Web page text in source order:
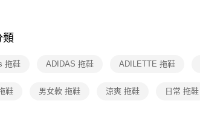
類
拖鞋 ADIDAS 拖鞋 ADILETTE 拖鞋
鞋 男女款 拖鞋 涼爽 拖鞋 日常 拖鞋